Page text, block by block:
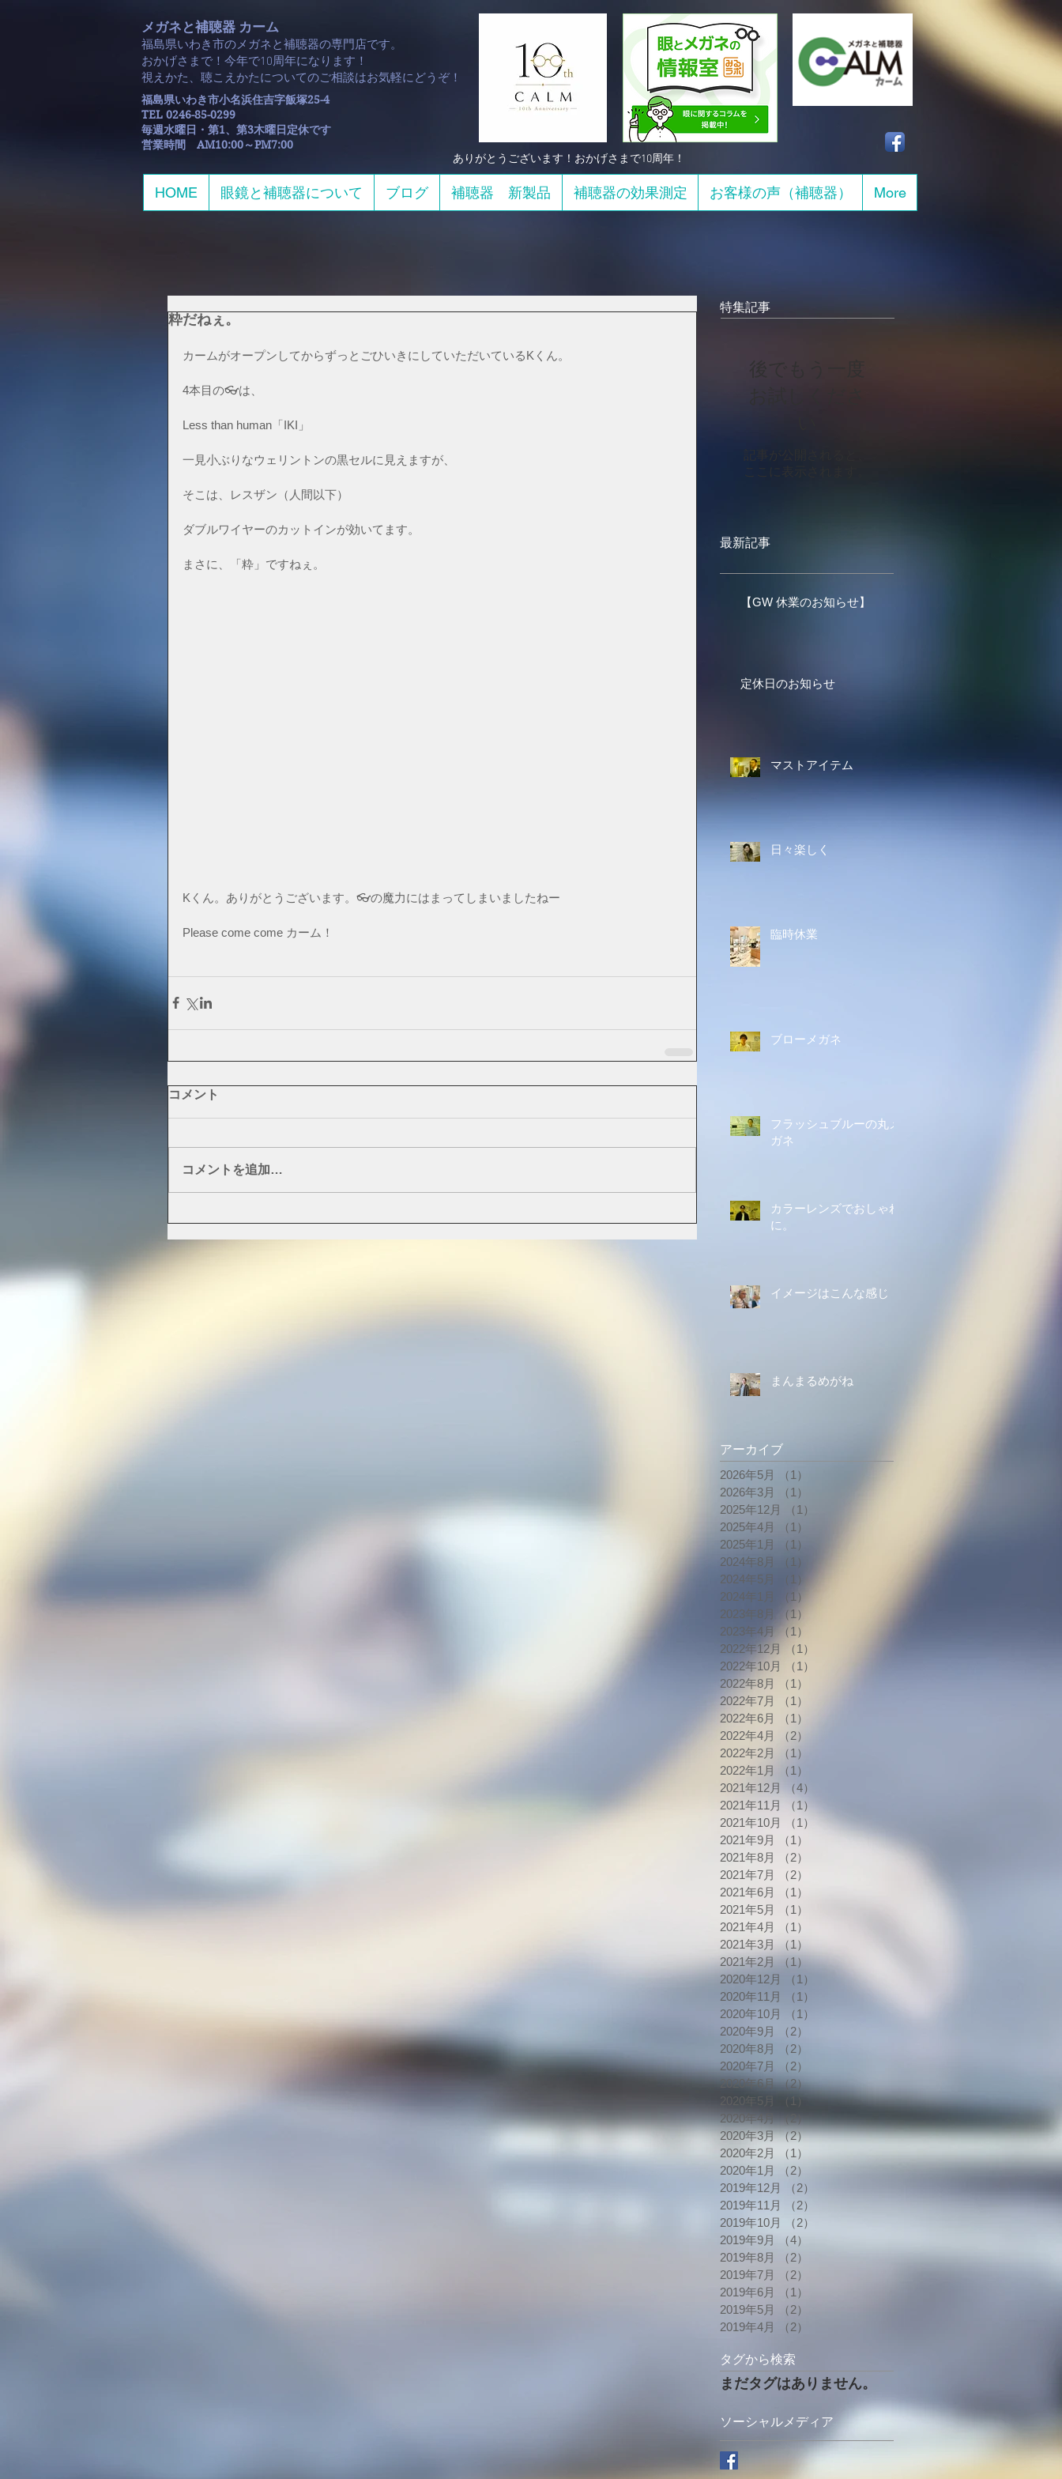
メガネと補聴器 カーム
福島県いわき市のメガネと補聴器の専門店です。
おかげさまで！今年で10周年になります！​
​視えかた、聴こえかたについてのご相談はお気軽にどうぞ！
HOME 眼鏡と補聴器について ブログ 補聴器 新製品 補聴器の効果測定 お客様の声（補聴器） More
福島県いわき市小名浜住吉字飯塚25-4
TEL 0246-85-0299
毎週水曜日・第1、第3木曜日定休です
​営業時間 AM10:00～PM7:00
​ありがとうございます！おかげさまで10周年！
粋だねぇ。
カームがオープンしてからずっとごひいきにしていただいているKくん。
4本目の👓は、
Less than human「IKI」
一見小ぶりなウェリントンの黒セルに見えますが、
そこは、レスザン（人間以下）
ダブルワイヤーのカットインが効いてます。
まさに、「粋」ですねぇ。
Kくん。ありがとうございます。👓の魔力にはまってしまいましたねー
Please come come カーム！
コメント
コメントを追加…
特集記事
ここに表示されます。
最新記事
【GW 休業のお知らせ】
定休日のお知らせ
マストアイテム
日々楽しく
臨時休業
ブローメガネ
フラッシュブルーの丸メ
ガネ
カラーレンズでおしゃれ
に。
イメージはこんな感じ
まんまるめがね
アーカイブ
2026年5月
（1）
2026年3月
（1）
2025年12月
（1）
2025年4月
（1）
2025年1月
（1）
2024年8月
（1）
2024年5月
（1）
2024年1月
（1）
2023年8月
（1）
2023年4月
（1）
2022年12月
（1）
2022年10月
（1）
2022年8月
（1）
2022年7月
（1）
2022年6月
（1）
2022年4月
（2）
2022年2月
（1）
2022年1月
（1）
2021年12月
（4）
2021年11月
（1）
2021年10月
（1）
2021年9月
（1）
2021年8月
（2）
2021年7月
（2）
2021年6月
（1）
2021年5月
（1）
2021年4月
（1）
2021年3月
（1）
2021年2月
（1）
2020年12月
（1）
2020年11月
（1）
2020年10月
（1）
2020年9月
（2）
2020年8月
（2）
2020年7月
（2）
2020年6月 （2）2件の記事
2020年5月
（1）
1件の記事
2020年4月 （2）2件の記事
2020年3月 （2）2件の記事
2020年2月
（1）
2020年1月
（2）
2019年12月
（2）
2019年11月
（2）
2019年10月
（2）
2019年9月
（4）
2019年8月
（2）
2019年7月
（2）
2019年6月
（1）
2019年5月
（2）
2019年4月
（2）
タグから検索
まだタグはありません。
ソーシャルメディア